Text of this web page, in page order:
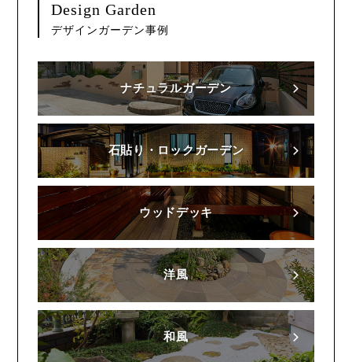
Design Garden
デザインガーデン事例
ナチュラルガーデン
石貼り・ロックガーデン
ウッドデッキ
洋風
和風